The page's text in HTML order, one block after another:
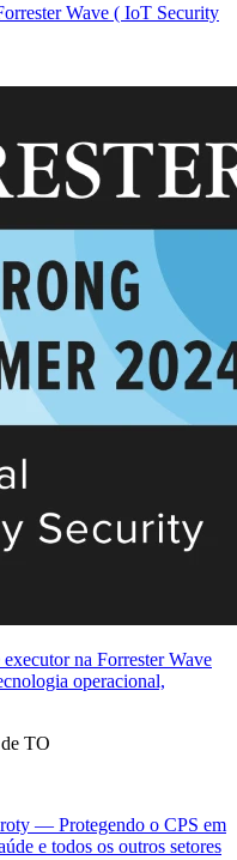
Wave ( IoT Security
na Forrester Wave
operacional,
TO
— Protegendo o CPS em
e todos os outros setores